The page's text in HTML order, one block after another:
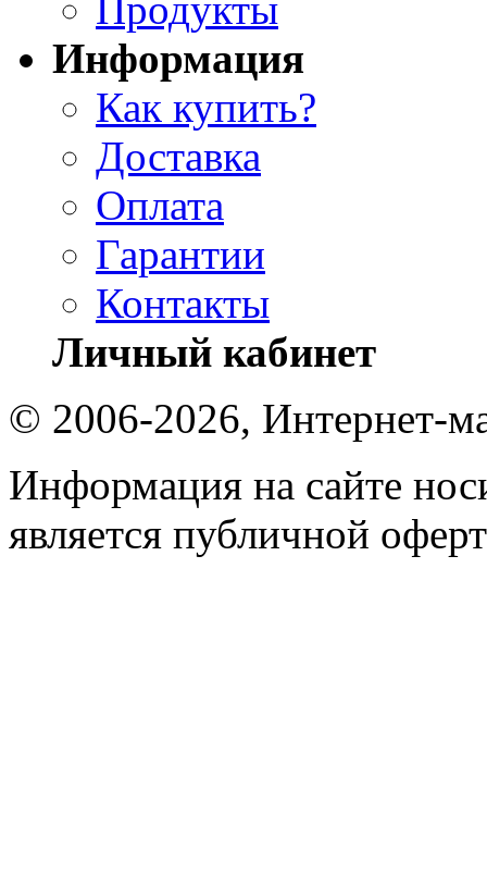
Информация
Как купить?
Доставка
Оплата
Гарантии
Контакты
Личный кабинет
© 2006-2026, Интернет-
Информация на сайте
является публичной